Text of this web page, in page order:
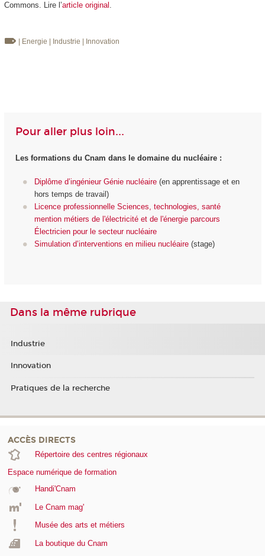
Commons. Lire l’article original .
| Energie | Industrie | Innovation
Pour aller plus loin...
Les formations du Cnam dans le domaine du nucléaire :
Diplôme d’ingénieur Génie nucléaire (en apprentissage et en
hors temps de travail)
Licence professionnelle Sciences, technologies, santé
mention métiers de l'électricité et de l'énergie parcours
Électricien pour le secteur nucléaire
Simulation d’interventions en milieu nucléaire (stage)
Dans la même rubrique
Industrie
Innovation
Pratiques de la recherche
ACCÈS DIRECTS
Répertoire des centres régionaux
Espace numérique de formation
Handi'Cnam
Le Cnam mag'
Musée des arts et métiers
La boutique du Cnam